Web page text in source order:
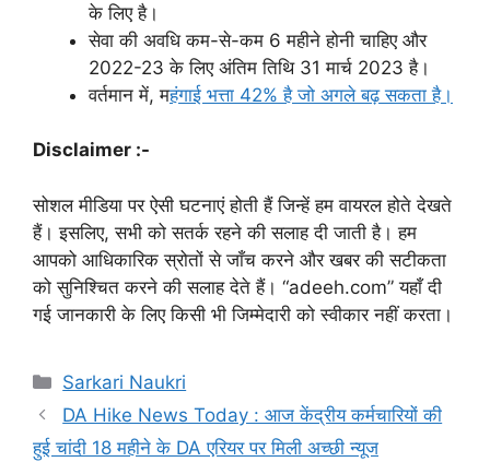
के लिए है।
सेवा की अवधि कम-से-कम 6 महीने होनी चाहिए और
2022-23 के लिए अंतिम तिथि 31 मार्च 2023 है।
वर्तमान में, महंगाई भत्ता 42% है जो अगले बढ़ सकता है।
Disclaimer :-
सोशल मीडिया पर ऐसी घटनाएं होती हैं जिन्हें हम वायरल होते देखते
हैं। इसलिए, सभी को सतर्क रहने की सलाह दी जाती है। हम
आपको आधिकारिक स्रोतों से जाँच करने और खबर की सटीकता
को सुनिश्चित करने की सलाह देते हैं। “adeeh.com” यहाँ दी
गई जानकारी के लिए किसी भी जिम्मेदारी को स्वीकार नहीं करता।
Categories
Sarkari Naukri
DA Hike News Today : आज केंद्रीय कर्मचारियों की
हुई चांदी 18 महीने के DA एरियर पर मिली अच्छी न्यूज